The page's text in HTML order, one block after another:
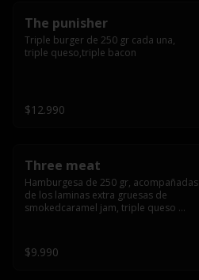
The punisher
Triple burger de 250 gr cada una,
triple queso,triple bacon
$12.990
Three meat
Hamburgesa de 250 gr, acompañadas
de los laminas extra gruesas de
smokedcaramel jam, triple queso
$9.990